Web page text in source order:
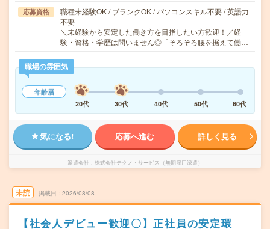
応募資格
職種未経験OK / ブランクOK / パソコンスキル不要 / 英語力
不要
＼未経験から安定した働き方を目指したい方歓迎！／経
験・資格・学歴は問いません◎「そろそろ腰を据えて働…
職場の雰囲気
年齢層
20代
30代 40代 50代 60代
気になる! 応募へ進む 詳しく見る
派遣会社 株式会社テクノ・サービス（無期雇用派遣）
未読 掲載日 2026/08/08
【社会人デビュー歓迎〇】正社員の安定環